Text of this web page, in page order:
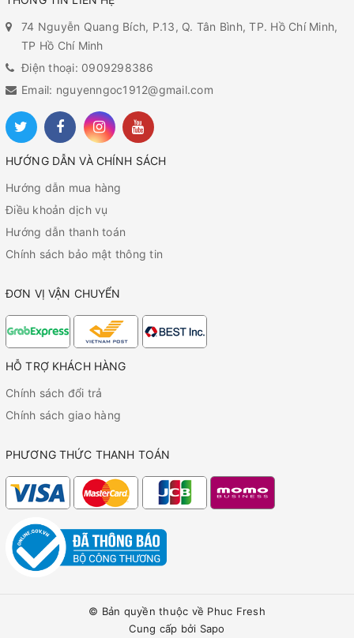
74 Nguyễn Quang Bích, P.13, Q. Tân Bình, TP. Hồ Chí Minh,
TP Hồ Chí Minh
Điện thoại: 0909298386
Email: nguyenngoc1912@gmail.com
HƯỚNG DẪN VÀ CHÍNH SÁCH
Hướng dẫn mua hàng
Điều khoản dịch vụ
Hướng dẫn thanh toán
Chính sách bảo mật thông tin
ĐƠN VỊ VẬN CHUYỂN
HỖ TRỢ KHÁCH HÀNG
Chính sách đổi trả
Chính sách giao hàng
PHƯƠNG THỨC THANH TOÁN
© Bản quyền thuộc về Phuc Fresh
Cung cấp bởi Sapo